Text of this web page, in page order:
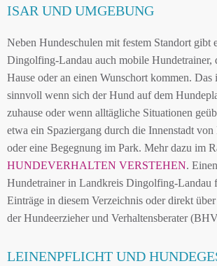
ISAR UND UMGEBUNG
Neben Hundeschulen mit festem Standort gibt
Dingolfing-Landau auch mobile Hundetrainer,
Hause oder an einen Wunschort kommen. Das
sinnvoll wenn sich der Hund auf dem
zuhause oder wenn alltägliche Situationen
etwa ein Spaziergang durch die Innenstadt von
oder eine Begegnung im Park. Mehr dazu im
HUNDEVERHALTEN VERSTEHEN.
Hundetrainer in Landkreis Dingolfing-Landau
Einträge in diesem Verzeichnis oder direkt
der Hundeerzieher und Verhaltensberater
LEINENPFLICHT UND